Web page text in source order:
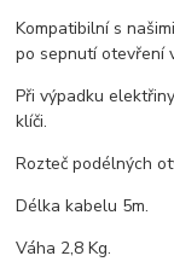
Kompatibilní s
po sepnutí otevření
Při výpadku
klíči.
Rozteč podélných
Délka kabelu 5m.
Váha 2,8 Kg.